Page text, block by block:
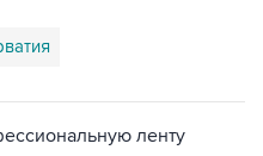
ленту